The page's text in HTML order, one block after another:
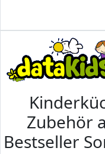
Zubehör
Bestseller